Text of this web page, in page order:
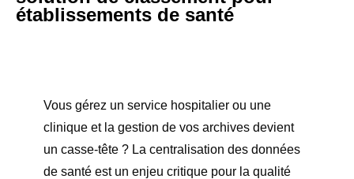
établissements de santé
Vous gérez un service hospitalier ou une
clinique et la gestion de vos archives devient
un casse-tête ? La centralisation des données
de santé est un enjeu critique pour la qualité